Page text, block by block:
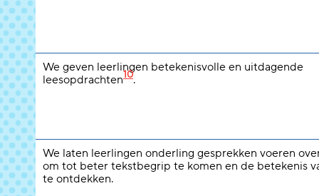
We geven leerlingen betekenisvolle en uitdagende
leesopdrachten10.
We laten leerlingen onderling gesprekken voeren
om tot beter tekstbegrip te komen en de betekenis
te ontdekken.